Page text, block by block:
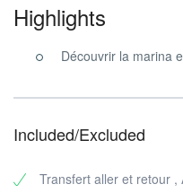
Highlights
Découvrir la marina
Included/Excluded
Transfert aller et retour ,